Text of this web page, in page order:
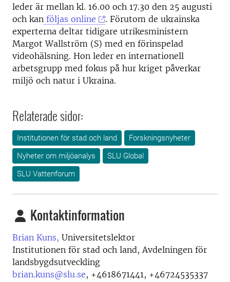
leder är mellan kl. 16.00 och 17.30 den 25 augusti
och kan följas online
. Förutom de ukrainska
experterna deltar tidigare utrikesministern
Margot Wallström (S) med en förinspelad
videohälsning. Hon leder en internationell
arbetsgrupp med fokus på hur kriget påverkar
miljö och natur i Ukraina.
Relaterade sidor:
Institutionen för stad och land
Forskningsnyheter
Nyheter om miljöanalys
SLU Global
SLU Vattenforum
Kontaktinformation
Brian Kuns, Universitetslektor
Institutionen för stad och land, Avdelningen för
landsbygdsutveckling
brian.kuns@slu.se, +4618671441, +46724535337